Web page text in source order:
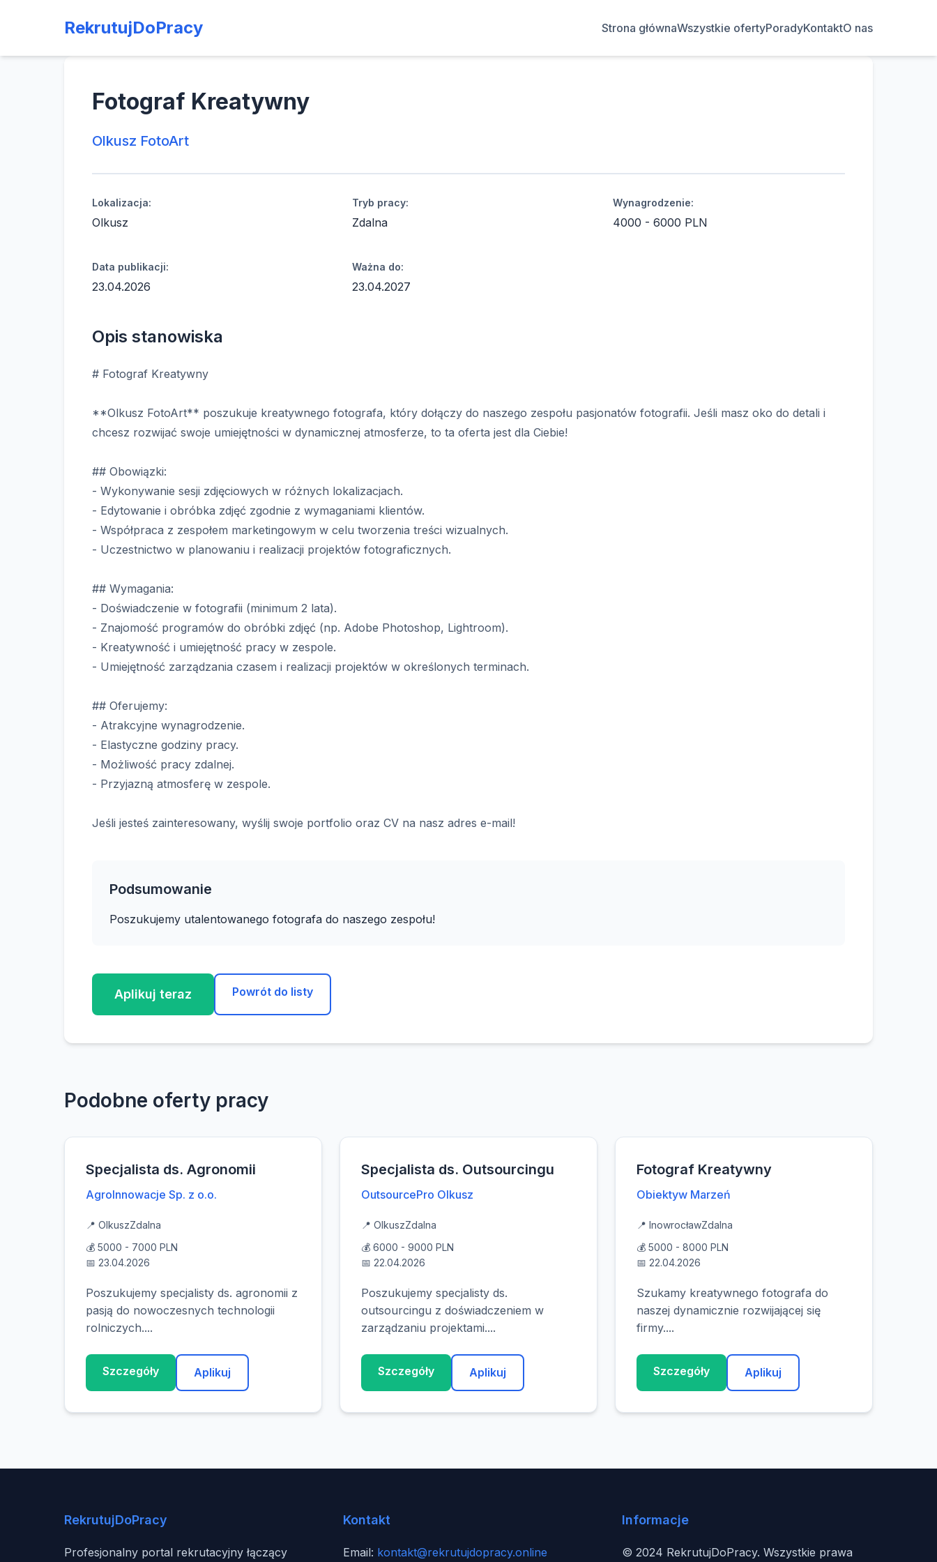
RekrutujDoPracy Strona głównaWszystkie ofertyPoradyKontaktO nas
Fotograf Kreatywny
Olkusz FotoArt
Lokalizacja:
Olkusz
Tryb pracy:
Zdalna
Wynagrodzenie:
4000 - 6000 PLN
Data publikacji:
23.04.2026
Ważna do:
23.04.2027
Opis stanowiska
# Fotograf Kreatywny
**Olkusz FotoArt** poszukuje kreatywnego fotografa, który dołączy do naszego zespołu pasjonatów fotografii. Jeśli masz oko do detali i
chcesz rozwijać swoje umiejętności w dynamicznej atmosferze, to ta oferta jest dla Ciebie!
## Obowiązki:
- Wykonywanie sesji zdjęciowych w różnych lokalizacjach.
- Edytowanie i obróbka zdjęć zgodnie z wymaganiami klientów.
- Współpraca z zespołem marketingowym w celu tworzenia treści wizualnych.
- Uczestnictwo w planowaniu i realizacji projektów fotograficznych.
## Wymagania:
- Doświadczenie w fotografii (minimum 2 lata).
- Znajomość programów do obróbki zdjęć (np. Adobe Photoshop, Lightroom).
- Kreatywność i umiejętność pracy w zespole.
- Umiejętność zarządzania czasem i realizacji projektów w określonych terminach.
## Oferujemy:
- Atrakcyjne wynagrodzenie.
- Elastyczne godziny pracy.
- Możliwość pracy zdalnej.
- Przyjazną atmosferę w zespole.
Jeśli jesteś zainteresowany, wyślij swoje portfolio oraz CV na nasz adres e-mail!
Podsumowanie
Poszukujemy utalentowanego fotografa do naszego zespołu!
Aplikuj teraz Powrót do listy
Podobne oferty pracy
Specjalista ds. Agronomii
AgroInnowacje Sp. z o.o.
📍 OlkuszZdalna
💰 5000 - 7000 PLN
📅 23.04.2026
Poszukujemy specjalisty ds. agronomii z
pasją do nowoczesnych technologii
rolniczych....
Szczegóły Aplikuj
Specjalista ds. Outsourcingu
OutsourcePro Olkusz
📍 OlkuszZdalna
💰 6000 - 9000 PLN
📅 22.04.2026
Poszukujemy specjalisty ds.
outsourcingu z doświadczeniem w
zarządzaniu projektami....
Szczegóły Aplikuj
Fotograf Kreatywny
Obiektyw Marzeń
📍 InowrocławZdalna
💰 5000 - 8000 PLN
📅 22.04.2026
Szukamy kreatywnego fotografa do
naszej dynamicznie rozwijającej się
firmy....
Szczegóły Aplikuj
RekrutujDoPracy
Profesjonalny portal rekrutacyjny łączący
Kontakt
Email: kontakt@rekrutujdopracy.online
Informacje
© 2024 RekrutujDoPracy. Wszystkie prawa